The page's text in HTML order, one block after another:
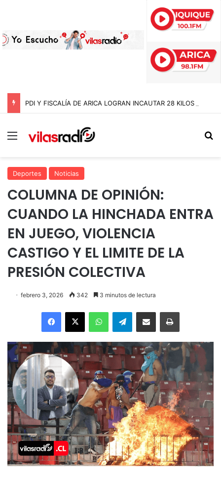
Menú
Deportes Noticias
COLUMNA DE OPINIÓN:
CUANDO LA HINCHADA ENTRA
EN JUEGO, VIOLENCIA
CASTIGO Y EL LIMITE DE LA
PRESIÓN COLECTIVA
febrero 3, 2026 342 3 minutos de lectura
Facebook
X WhatsAppTelegramEnviar vía email Imprimir